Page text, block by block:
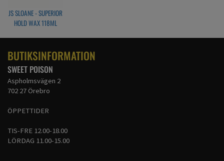
JS SLOANE - SUPERIOR
HOLD WAX 118ML
BUTIKSINFORMATION
SWEET POISON
Aspholmsvägen 2
702 27 Örebro
ÖPPETTIDER
TIS-FRE 12.00-18.00
LÖRDAG 11.00-15.00